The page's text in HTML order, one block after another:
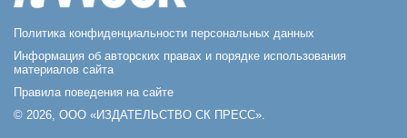
Политика конфиденциальности персональных данных
Информация об авторских правах и порядке использования
материалов сайта
Правила поведения на сайте
© 2026, ООО «ИЗДАТЕЛЬСТВО СК ПРЕСС».